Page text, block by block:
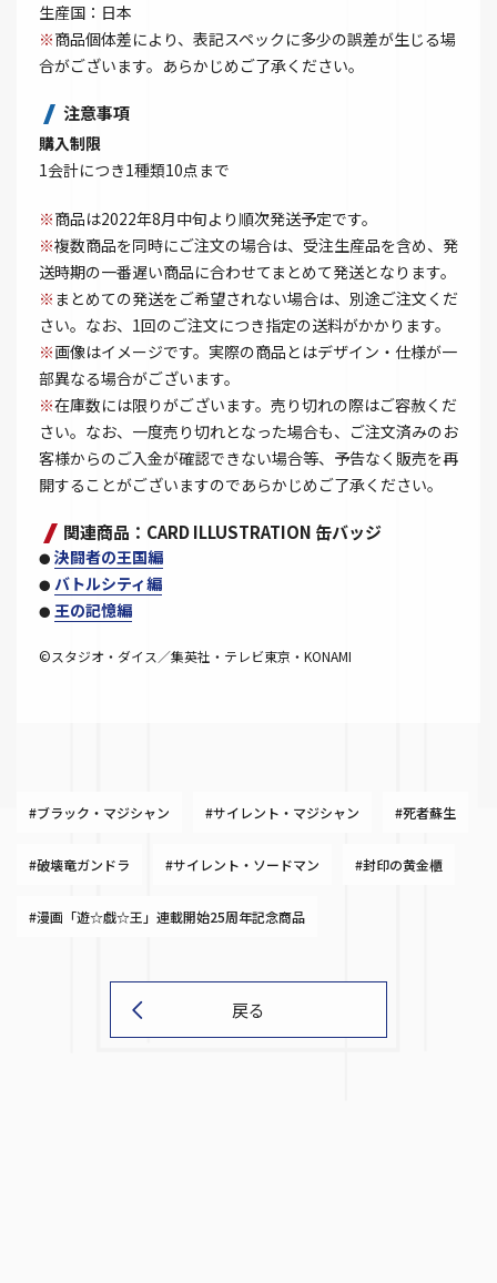
生産国：日本
※商品個体差により、表記スペックに多少の誤差が生じる場
合がございます。あらかじめご了承ください。
注意事項
購入制限
1会計につき1種類10点まで
※商品は2022年8月中旬より順次発送予定です。
※複数商品を同時にご注文の場合は、受注生産品を含め、発
送時期の一番遅い商品に合わせてまとめて発送となります。
※ まとめての発送をご希望されない場合は、別途ご注文くだ
さい。なお、1回のご注文につき指定の送料がかかります。
※画像はイメージです。実際の商品とはデザイン・仕様が一
部異なる場合がございます。
※在庫数には限りがございます。売り切れの際はご容赦くだ
さい。なお、一度売り切れとなった場合も、ご注文済みのお
客様からのご入金が確認できない場合等、予告なく販売を再
開することがございますのであらかじめご了承ください。
関連商品：CARD ILLUSTRATION 缶バッジ
● 決闘者の王国編
● バトルシティ編
● 王の記憶編
©スタジオ・ダイス／集英社・テレビ東京・KONAMI
#ブラック・マジシャン #サイレント・マジシャン #死者蘇生
#破壊竜ガンドラ #サイレント・ソードマン #封印の黄金櫃
#漫画「遊☆戯☆王」連載開始25周年記念商品
戻る